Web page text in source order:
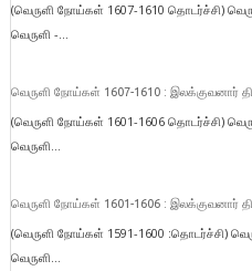
(வெருளி நோய்கள் 1607-1610 தொடர்ச்சி)
வெருளி -...
வெருளி நோய்கள் 1607-1610 : இலக்குவனார்
(வெருளி நோய்கள் 1601-1606 தொடர்ச்சி)
வெருளி...
வெருளி நோய்கள் 1601-1606 : இலக்குவனார்
(வெருளி நோய்கள் 1591-1600 :தொடர்ச்சி)
வெருளி...